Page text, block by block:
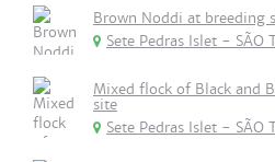
Brown Noddi at breeding
Sete Pedras Islet - SÃO
Mixed flock of Black and
site
Sete Pedras Islet - SÃO